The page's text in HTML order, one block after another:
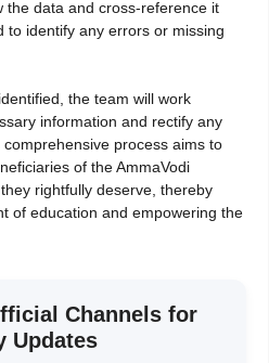
the data and cross-reference it
to identify any errors or missing
the team will work
information and rectify any
process aims to
of the AmmaVodi
rightfully deserve, thereby
of education and empowering the
Channels for
Updates